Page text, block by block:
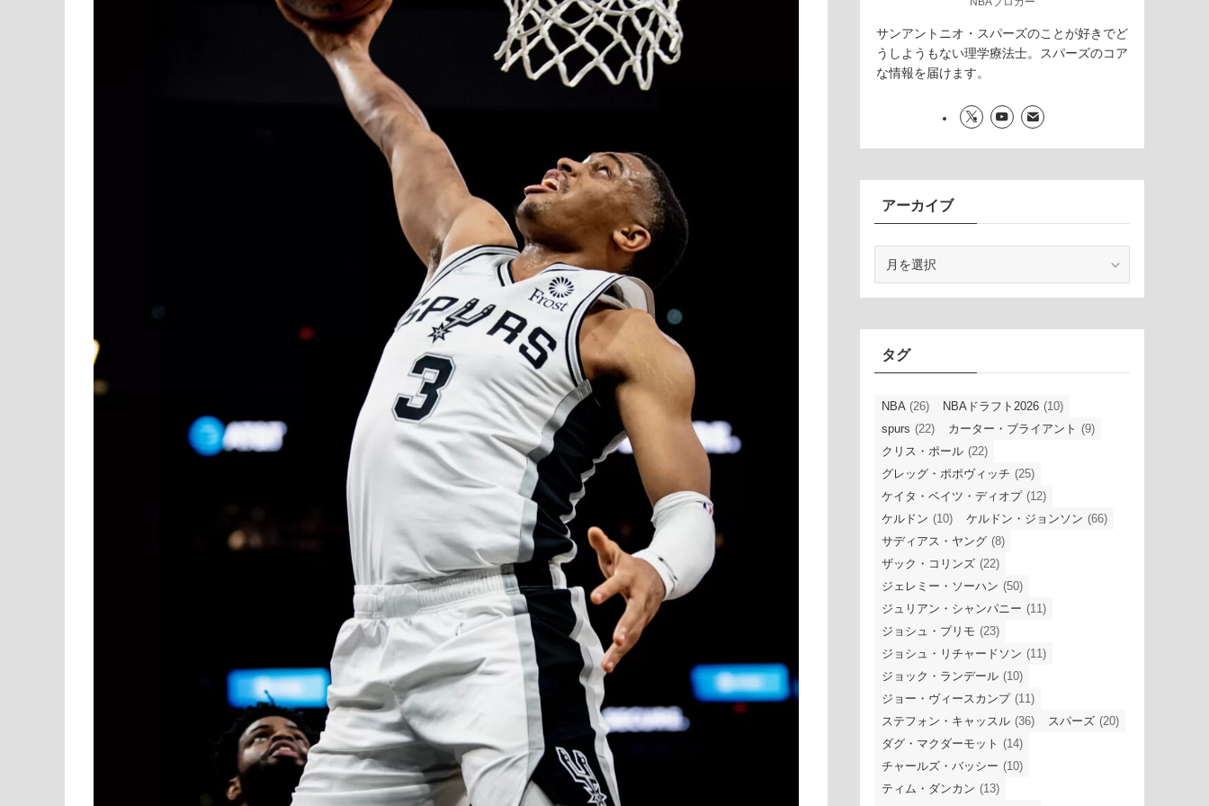
サンアントニオ・スパーズのことが好きでど
うしようもない理学療法士。スパーズのコア
な情報を届けます。
アーカイブ
ブ
タグ
NBA (26) NBAドラフト2026 (10)
spurs (22) カーター・ブライアント (9)
クリス・ポール (22)
グレッグ・ポポヴィッチ (25)
ケイタ・ベイツ・ディオプ (12)
ケルドン (10) ケルドン・ジョンソン (66)
サディアス・ヤング (8)
ザック・コリンズ (22)
ジェレミー・ソーハン (50)
ジュリアン・シャンパニー (11)
ジョシュ・プリモ (23)
ジョシュ・リチャードソン (11)
ジョック・ランデール (10)
ジョー・ヴィースカンプ (11)
ステフォン・キャッスル (36) スパーズ (20)
ダグ・マクダーモット (14)
チャールズ・バッシー (10)
ティム・ダンカン (13)